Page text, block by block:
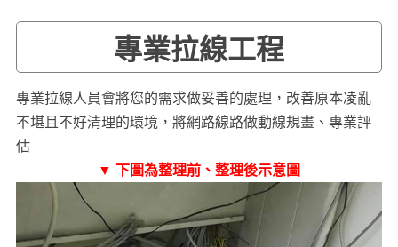
專業拉線工程
專業拉線人員會將您的需求做妥善的處理，改善原本凌亂
不堪且不好清理的環境，將網路線路做動線規畫、專業評
估
▼ 下圖為整理前、整理後示意圖